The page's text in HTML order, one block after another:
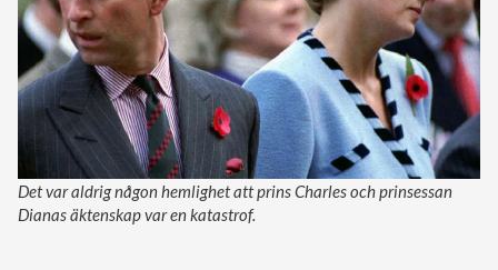
Det var aldrig någon hemlighet att prins Charles och prinsessan
Dianas äktenskap var en katastrof.